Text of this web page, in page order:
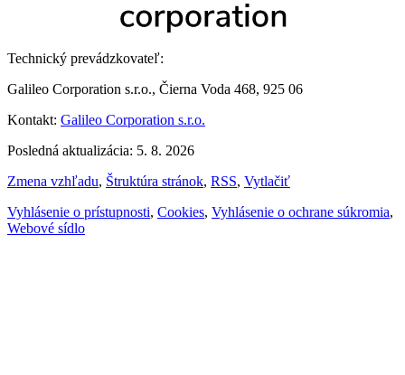
Technický prevádzkovateľ:
Galileo Corporation s.r.o., Čierna Voda 468, 925 06
Kontakt: Galileo Corporation s.r.o.
Posledná aktualizácia: 5. 8. 2026
Zmena vzhľadu, Štruktúra stránok, RSS, Vytlačiť
Vyhlásenie o prístupnosti, Cookies, Vyhlásenie o ochrane súkromia,
Webové sídlo